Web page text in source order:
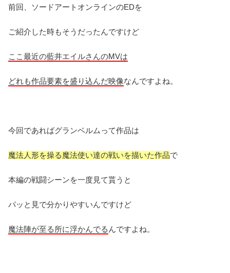
前回、ソードアートオンラインのEDを
ご紹介した時もそうだったんですけど
ここ最近の藍井エイルさんのMVは
どれも作品要素を盛り込んだ映像なんですよね。
今回であればグランベルムって作品は
魔法人形を操る魔法使い達の戦いを描いた作品で
本編の戦闘シーンを一度見て貰うと
パッと見で分かりやすいんですけど
魔法陣が至る所に浮かんでる んですよね。